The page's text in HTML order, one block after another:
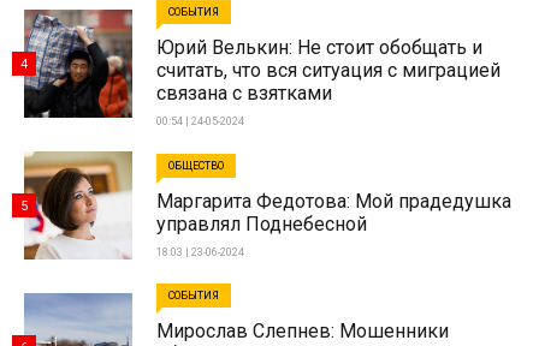
СОБЫТИЯ
Юрий Велькин: Не стоит обобщать и
считать, что вся ситуация с миграцией
связана с взятками
00:54 | 24-05-2024
4
ОБЩЕСТВО
Маргарита Федотова: Мой прадедушка
управлял Поднебесной
18:03 | 23-06-2024
5
СОБЫТИЯ
Мирослав Слепнев: Мошенники